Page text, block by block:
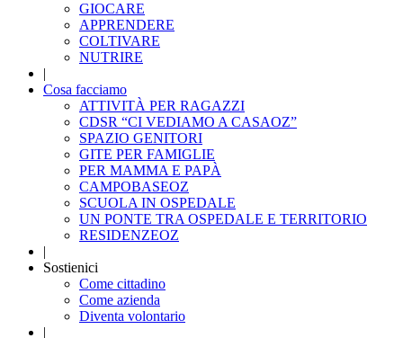
GIOCARE
APPRENDERE
COLTIVARE
NUTRIRE
|
Cosa facciamo
ATTIVITÀ PER RAGAZZI
CDSR “CI VEDIAMO A CASAOZ”
SPAZIO GENITORI
GITE PER FAMIGLIE
PER MAMMA E PAPÀ
CAMPOBASEOZ
SCUOLA IN OSPEDALE
UN PONTE TRA OSPEDALE E TERRITORIO
RESIDENZEOZ
|
Sostienici
Come cittadino
Come azienda
Diventa volontario
|